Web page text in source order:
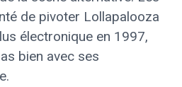
de pivoter Lollapalooza
électronique en 1997,
bien avec ses